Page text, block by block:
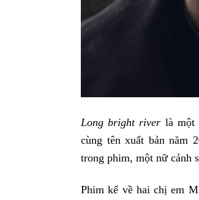
Long bright river là một
cùng tên xuất bản năm
trong phim, một nữ cảnh
Phim kể về hai chị em